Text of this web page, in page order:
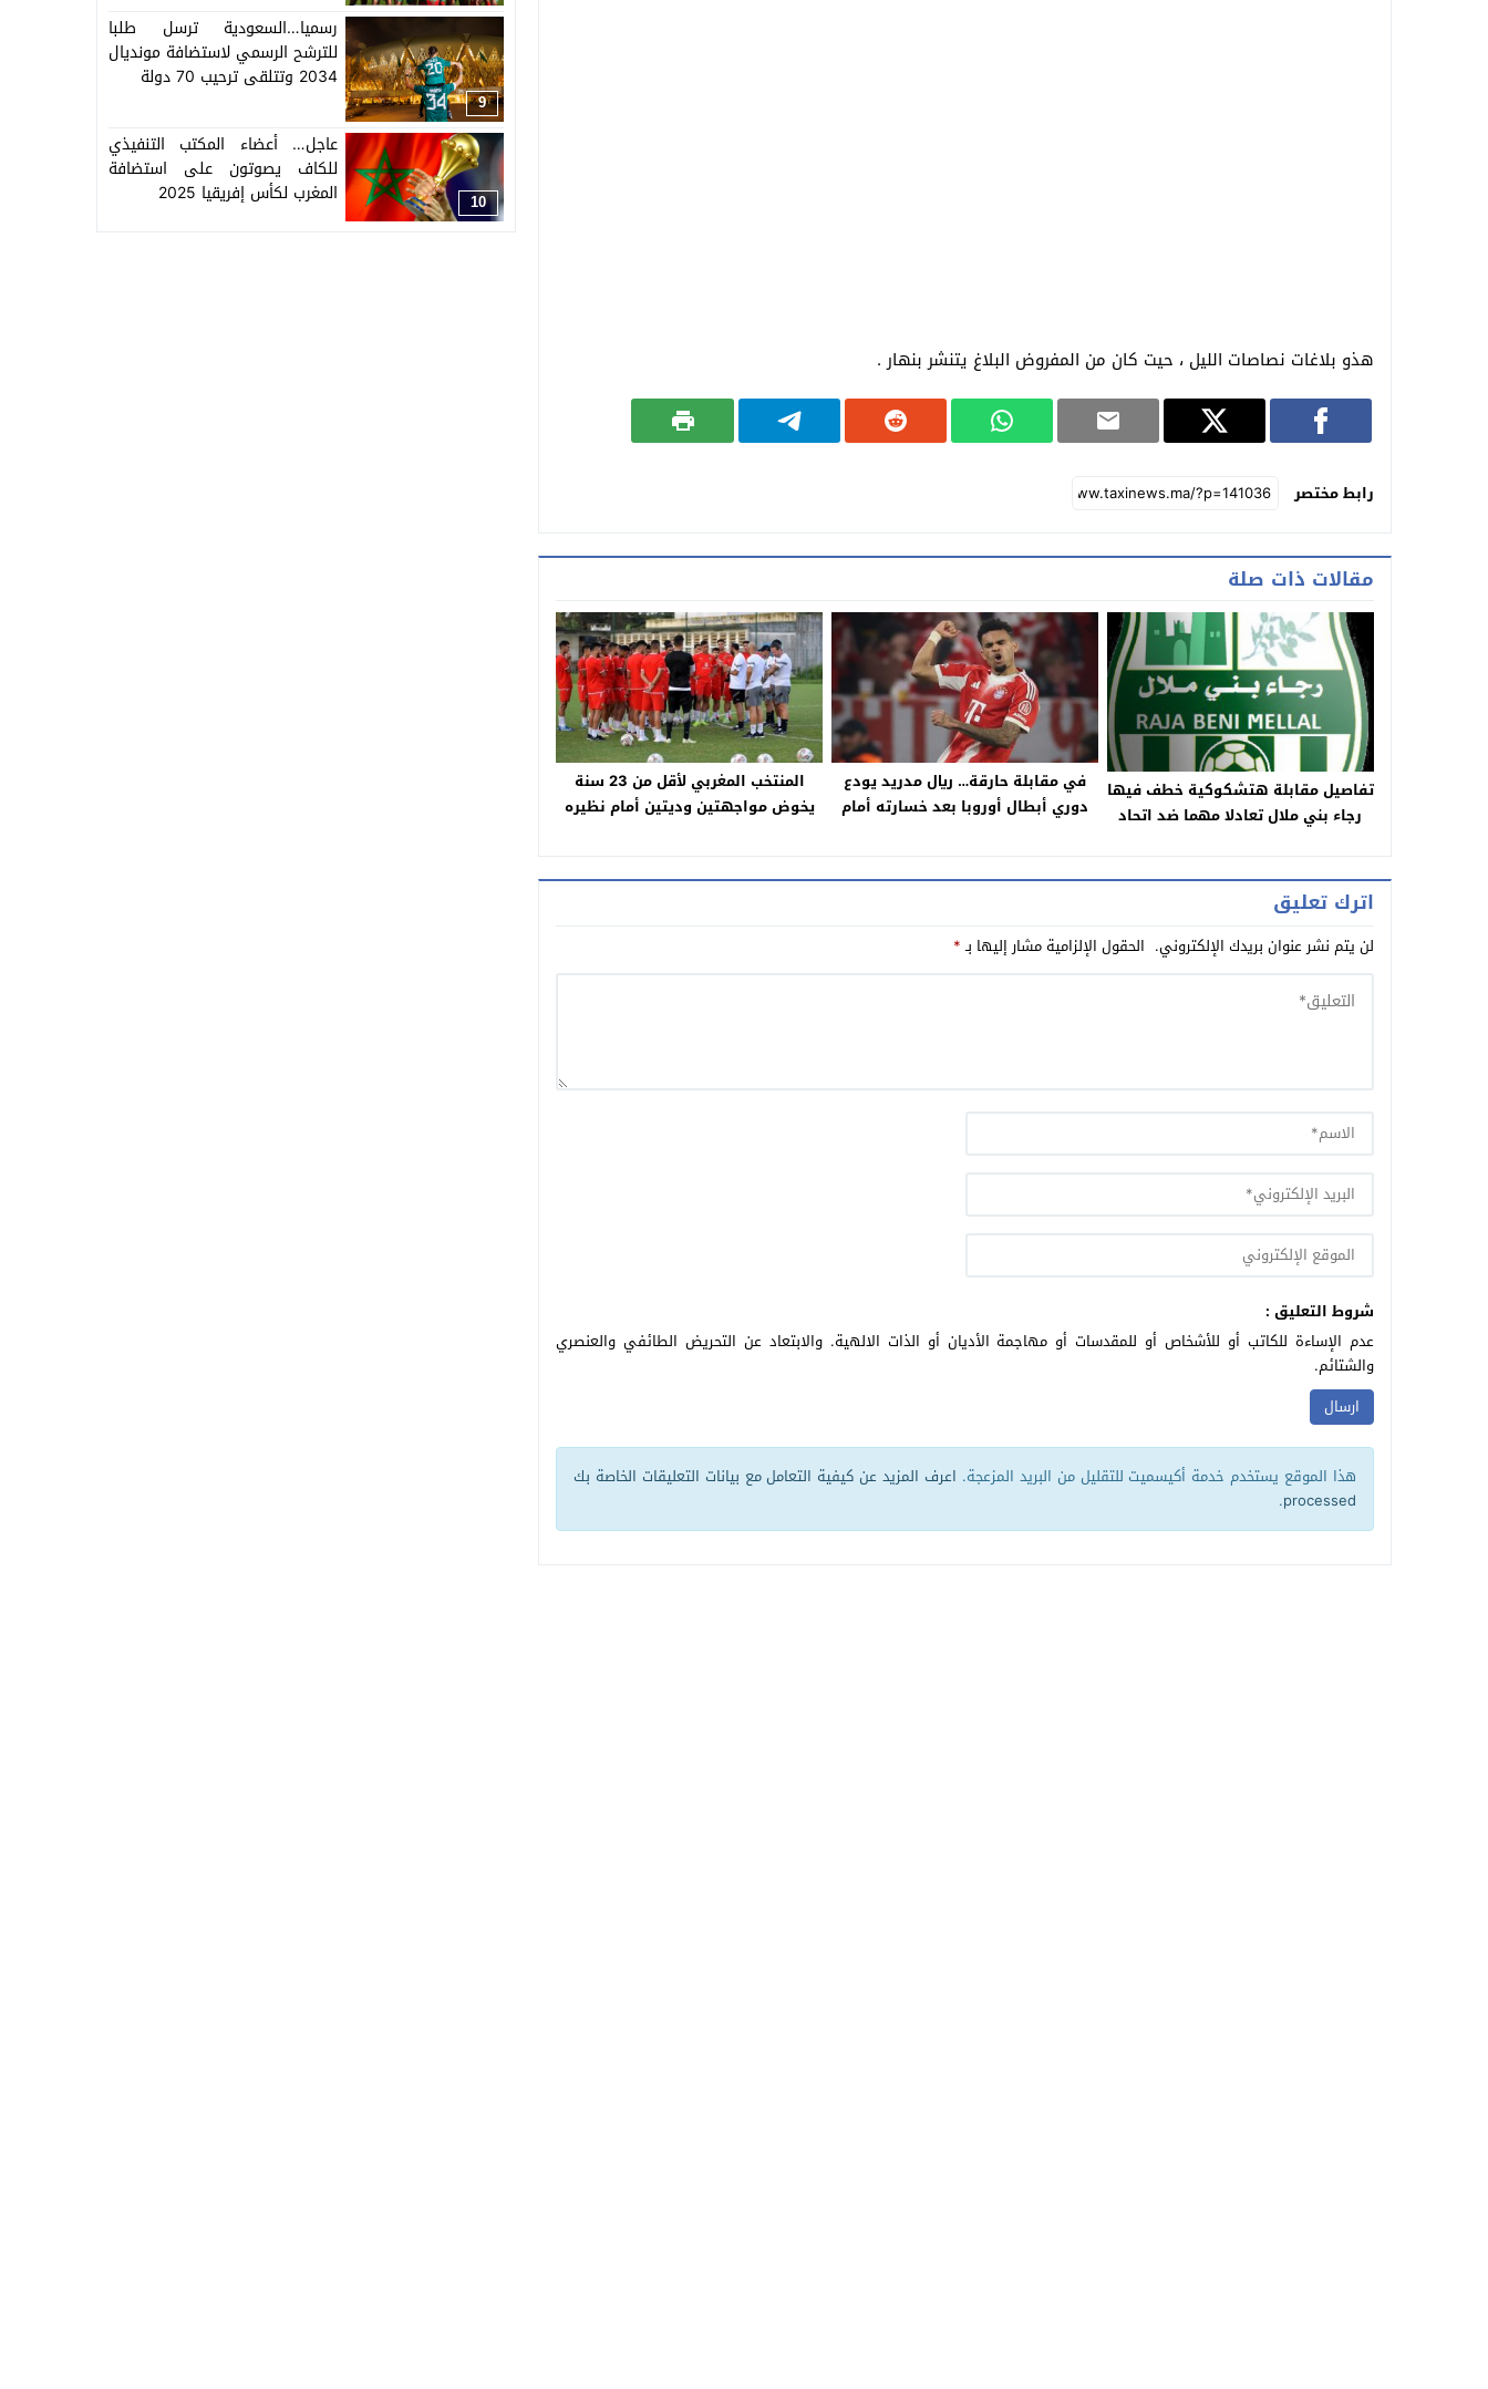
هذو بلاغات نصاصات الليل ، حيت كان من المفروض البلاغ يتنشر بنهار .
رابط مختصر
مقالات ذات صلة
تفاصيل مقابلة هتشكوكية خطف فيها
رجاء بني ملال تعادلا مهما ضد اتحاد
في مقابلة حارقة… ريال مدريد يودع
دوري أبطال أوروبا بعد خسارته أمام
المنتخب المغربي لأقل من 23 سنة
يخوض مواجهتين وديتين أمام نظيره
اترك تعليق
لن يتم نشر عنوان بريدك الإلكتروني. الحقول الإلزامية مشار إليها بـ*
شروط التعليق :
عدم الإساءة للكاتب أو للأشخاص أو للمقدسات أو مهاجمة الأديان أو الذات الالهية. والابتعاد عن التحريض الطائفي والعنصري
والشتائم.
هذا الموقع يستخدم خدمة أكيسميت للتقليل من البريد المزعجة. اعرف المزيد عن كيفية التعامل مع بيانات التعليقات الخاصة بك
processed
.
9
رسميا…السعودية ترسل طلبا
للترشح الرسمي لاستضافة مونديال
2034 وتتلقى ترحيب 70 دولة
10
عاجل… أعضاء المكتب التنفيذي
للكاف يصوتون على استضافة
المغرب لكأس إفريقيا 2025